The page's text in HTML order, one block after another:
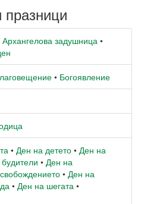
празници
Архангелова задушница •
• Богоявление
• Ден на детето • Ден на
• Ден на
• Ден на
• Ден на шегата •